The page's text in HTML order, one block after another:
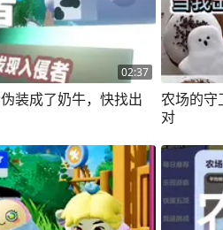
02:37
装成了奶牛，快找出
农场的守
对